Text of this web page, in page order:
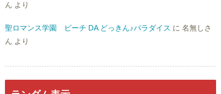
ん より
聖ロマンス学園 ビーチ DA どっきん♪パラダイス に 名無しさ
ん より